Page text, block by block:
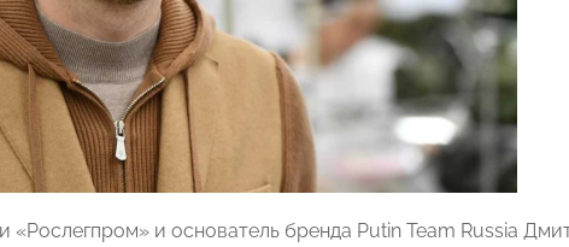
«Рослегпром» и основатель бренда Putin Team Russia